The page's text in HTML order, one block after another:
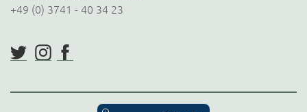
+49 (0) 3741 - 40 34 23